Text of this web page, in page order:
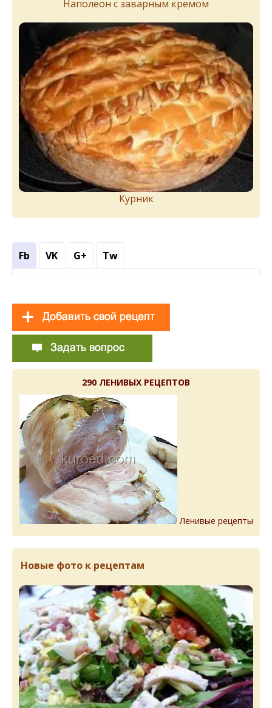
Наполеон с заварным кремом
Курник
Fb VK G+ Tw
290 ЛЕНИВЫХ РЕЦЕПТОВ
Ленивые рецепты
Новые фото к рецептам